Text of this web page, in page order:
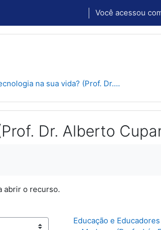
Você acessou
na sua vida? (Prof. Dr....
Dr. Alberto
abrir o recurso.
Educação e